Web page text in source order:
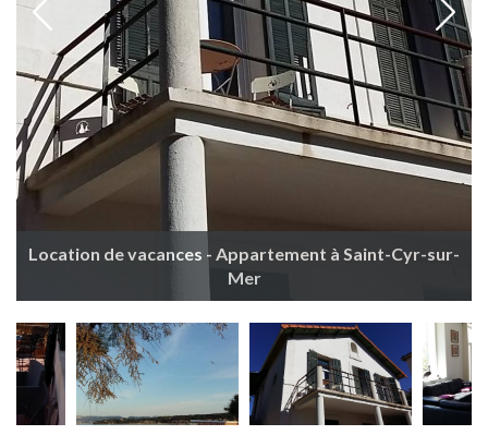
Location de vacances - Appartement à Saint-Cyr-sur-
Mer